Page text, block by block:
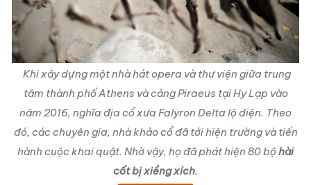
Khi xây dựng một nhà hát opera và thư viện giữa trung
tâm thành phố Athens và cảng Piraeus tại Hy Lạp vào
năm 2016, nghĩa địa cổ xưa Falyron Delta lộ diện. Theo
đó, các chuyên gia, nhà khảo cổ đã tới hiện trường và tiến
hành cuộc khai quật. Nhờ vậy, họ đã phát hiện 80 bộhài
cốt bị xiềng xích.